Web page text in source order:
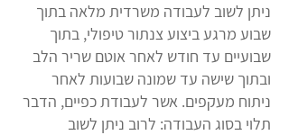
ניתן לשוב לעבודה משרדית מלאה בתוך
שבוע מרגע ביצוע צנתור טיפולי, בתוך
שבועיים עד חודש לאחר אוטם שריר הלב
ובתוך שישה עד שמונה שבועות לאחר
ניתוח מעקפים. אשר לעבודת כפיים, הדבר
תלוי בסוג העבודה: לרוב ניתן לשוב